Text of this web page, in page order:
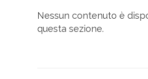
Nessun contenuto è
questa sezione.